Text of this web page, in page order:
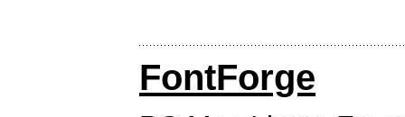
FontForge